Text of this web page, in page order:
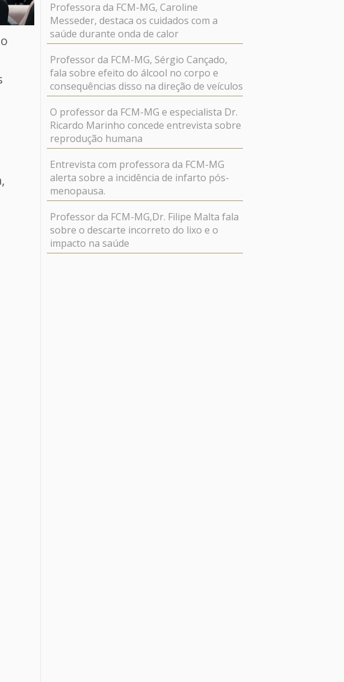
Professora da FCM-MG, Caroline
Messeder, destaca os cuidados com a
saúde durante onda de calor
Professor da FCM-MG, Sérgio Cançado,
fala sobre efeito do álcool no corpo e
consequências disso na direção de veículos
O professor da FCM-MG e especialista Dr.
Ricardo Marinho concede entrevista sobre
reprodução humana
Entrevista com professora da FCM-MG
alerta sobre a incidência de infarto pós-
menopausa.
Professor da FCM-MG,Dr. Filipe Malta fala
sobre o descarte incorreto do lixo e o
impacto na saúde